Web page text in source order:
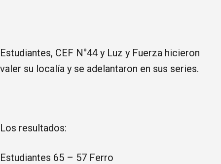
Estudiantes, CEF N°44 y Luz y Fuerza hicieron
valer su localía y se adelantaron en sus series.
Los resultados:
Estudiantes 65 – 57 Ferro